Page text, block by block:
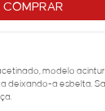
COMPRAR
modelo
deixando-a esbelta.